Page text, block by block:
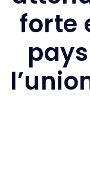
forte